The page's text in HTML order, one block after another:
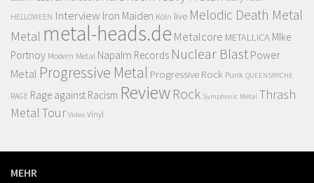
HELLOWEEN Interview Iron Maiden Köln live Melodic Death Metal
Metal metal-heads.de Metalcore METALLICA MIke
Portnoy Modern Metal Napalm Records Nuclear Blast Power
Metal Progressive Metal Progressive Rock Punk QUEENSRYCHE
RAGE Rage against Racism Review Rock Symphonic Metal Thrash
MetalTour Video Vinyl
MEHR